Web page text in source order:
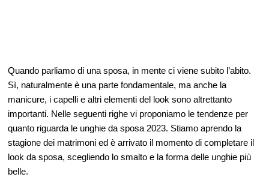
Quando parliamo di una sposa, in mente ci viene subito l’abito.
Sì, naturalmente è una parte fondamentale, ma anche la
manicure, i capelli e altri elementi del look sono altrettanto
importanti. Nelle seguenti righe vi proponiamo le tendenze per
quanto riguarda le unghie da sposa 2023. Stiamo aprendo la
stagione dei matrimoni ed è arrivato il momento di completare il
look da sposa, scegliendo lo smalto e la forma delle unghie più
belle.